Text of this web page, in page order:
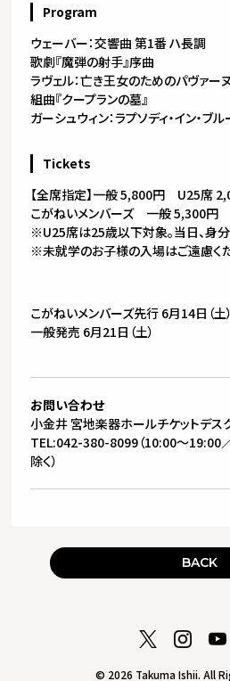
Program
ウェーバー：交響曲 第1番 ハ長調
歌劇『魔弾の射手』序曲
ラヴェル：亡き王女のためのパヴァーヌ
組曲『クープランの墓』
ガーシュウィン：ラプソディ・イン・ブル
Tickets
【全席指定】一般 5,800円 U25席
こがねいメンバーズ 一般 5,300円
※U25席は25歳以下対象。当日、身分
※未就学のお子様の入場はご遠慮くだ
こがねいメンバーズ先行 6月14日（土）
一般発売 6月21日（土）
お問い合わせ
小金井 宮地楽器ホールチケットデス
TEL:042-380-8099（10:00～19:00
除く）
BACK
© 2026 Takuma Ishii. All